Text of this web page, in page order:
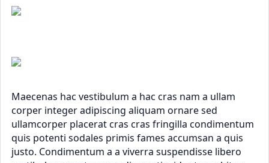
Maecenas hac vestibulum a hac cras nam a ullam
corper integer adipiscing aliquam ornare sed
ullamcorper placerat cras cras fringilla condimentum
quis potenti sodales primis fames accumsan a quis
justo. Condimentum a a viverra suspendisse libero